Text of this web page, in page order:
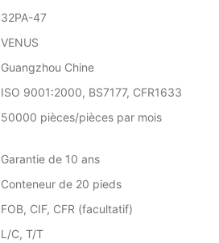
32PA-47
VENUS
Guangzhou Chine
ISO 9001:2000, BS7177, CFR1633
50000 pièces/pièces par mois
Garantie de 10 ans
Conteneur de 20 pieds
FOB, CIF, CFR (facultatif)
L/C, T/T